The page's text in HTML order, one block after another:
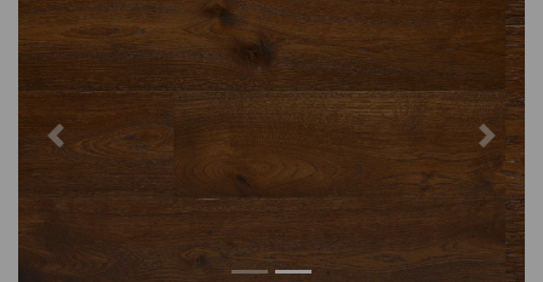
Previous Next